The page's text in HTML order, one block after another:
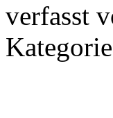
verfasst
Kategorie